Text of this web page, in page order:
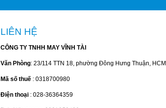
LIÊN HỆ
CÔNG TY TNHH MAY VĨNH TÀI
Văn Phòng: 23/114 TTN 18, phường Đông Hưng Thuận, HCM
Mã số thuế : 0318700980
Điện thoại : 028-36364359